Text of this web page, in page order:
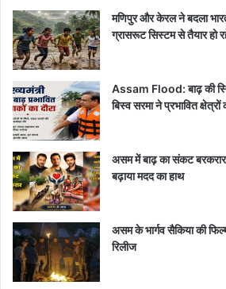
मणिपुर और केरल ने बदला
ग्रासरूट सिस्टम से तैयार हो
Assam Flood: बाढ़ की
बिस्व सरमा ने प्रभावित क्षेत्रों
असम में बाढ़ का संकट
बढ़ाया मदद का हाथ
असम के भार्गव सैकिया की
रिलीज